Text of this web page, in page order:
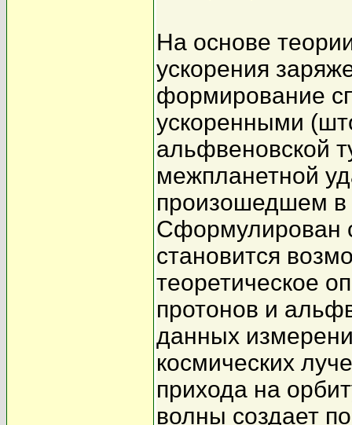
На основе
ускорения
формирование
ускоренными
альфвеновской
межпланетной
произошедшем в
Сформулирован
становится
теоретическое
протонов и
данных
космических
прихода на
волны создает